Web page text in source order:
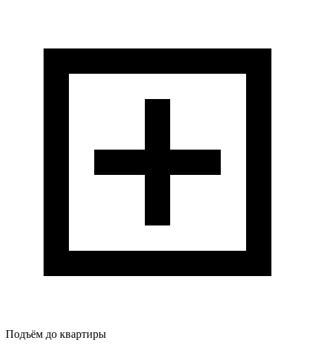
Подъём до квартиры